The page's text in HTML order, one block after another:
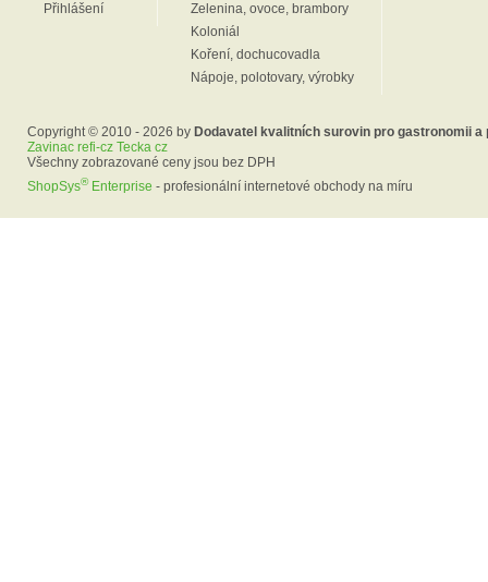
Přihlášení
Zelenina, ovoce, brambory
Koloniál
Koření, dochucovadla
Nápoje, polotovary, výrobky
Copyright © 2010 - 2026 by Dodavatel kvalitních surovin pro gastronomii
Zavinac refi-cz Tecka cz
Všechny zobrazované ceny jsou bez DPH
ShopSys®Enterprise - profesionální internetové obchody na míru